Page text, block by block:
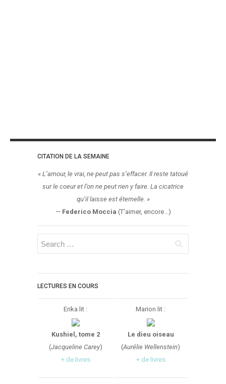
CITATION DE LA SEMAINE
« L’amour, le vrai, ne peut pas s’effacer. Il reste tatoué
sur le coeur et l’on ne peut rien y faire. La cicatrice
qu’il laisse est éternelle. »
— Federico Moccia (T'aimer, encore...)
LECTURES EN COURS
Erika lit :
Kushiel, tome 2
(Jacqueline Carey)
+ de livres
Marion lit :
Le dieu oiseau
(Aurélie Wellenstein)
+ de livres